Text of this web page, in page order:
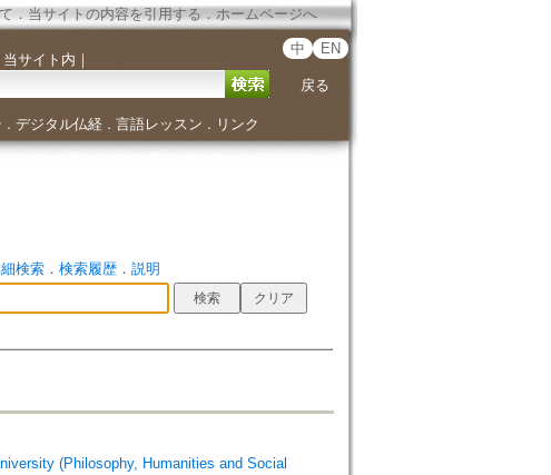
．当サイトの内容を引用する ． ホームページへ
当サイト内 ｜
中 EN
戻る
． デジタル仏経． 言語レッスン ． リンク
検索． 検索履歴． 説明
(Philosophy, Humanities and Social